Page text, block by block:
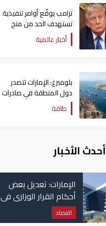
ترامب يوقّع أوامر تنفيذية
تستهدف الحد من منح
الجنسية الأمريكية بالولادة
أخبار عالمية
بلومبرغ: الإمارات تتصدر
دول المنطقة في صادرات
النفط عبر مضيق هرمز
طاقة
أحدث الأخبار
الإمارات: تعديل بعض
أحكام القرار الوزاري في
شأن الضريبة على
الشركات والأعمال
اقتصاد